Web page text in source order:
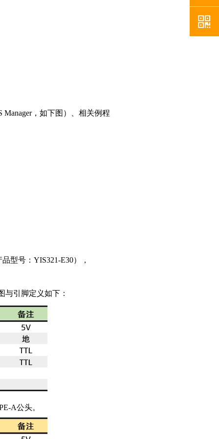
，如下图）、相关例程
型号：YIS321-E30），
引脚定义如下：
A公头。
낃